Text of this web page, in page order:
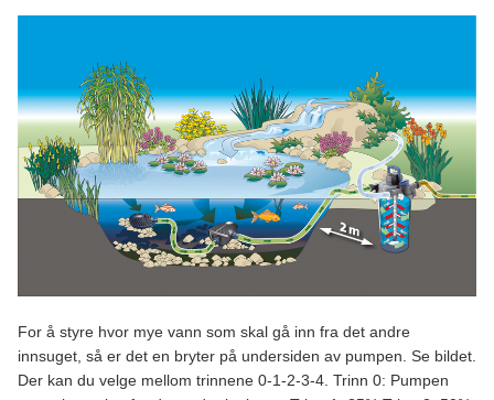
For å styre hvor mye vann som skal gå inn fra det andre
innsuget, så er det en bryter på undersiden av pumpen. Se bildet.
Der kan du velge mellom trinnene 0-1-2-3-4. Trinn 0: Pumpen